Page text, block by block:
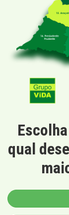
qual